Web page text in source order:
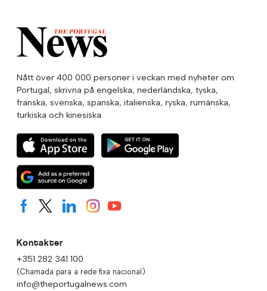
Nått över 400 000 personer i veckan med nyheter om
Portugal, skrivna på engelska, nederländska, tyska,
franska, svenska, spanska, italienska, ryska, rumänska,
turkiska och kinesiska.
Kontakter
+351 282 341 100
(Chamada para a rede fixa nacional)
info@theportugalnews.com